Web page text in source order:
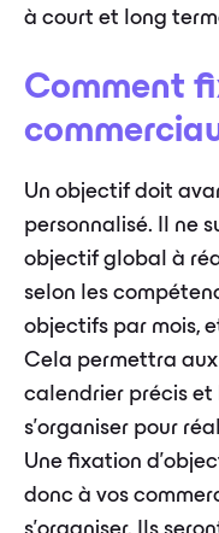
à court et long
Comment
Un objectif doit
personnalisé. Il ne
objectif global à
selon les
objectifs par mois,
Cela permettra aux
calendrier précis et
s’organiser pour
Une fixation
donc à vos